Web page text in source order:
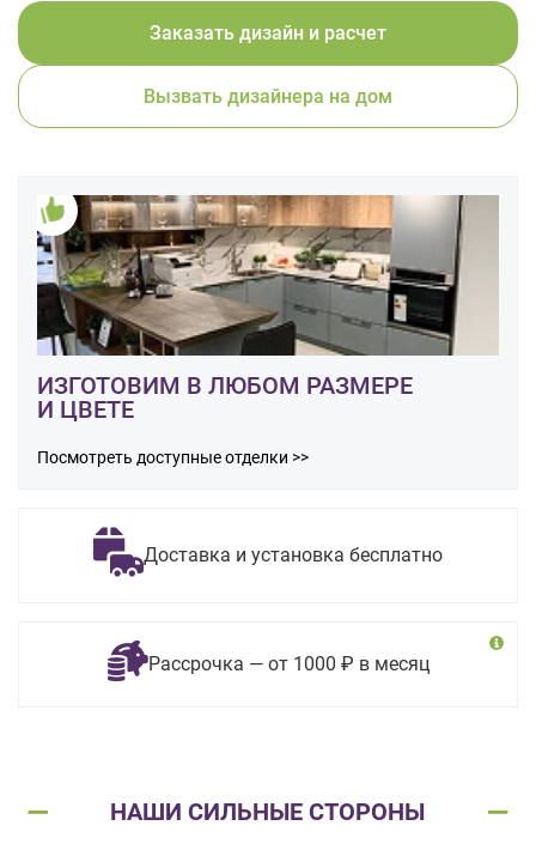
Заказать дизайн и расчет
Вызвать дизайнера на дом
ИЗГОТОВИМ В ЛЮБОМ РАЗМЕРЕ
И ЦВЕТЕ
Посмотреть доступные отделки >>
Доставка и установка бесплатно
Рассрочка — от 1000 ₽ в месяц
НАШИ СИЛЬНЫЕ СТОРОНЫ